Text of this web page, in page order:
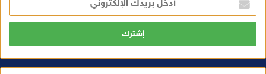
خ
ل
ر